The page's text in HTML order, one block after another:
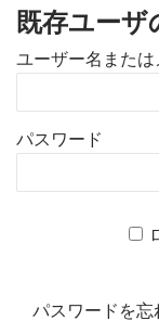
既存ユーザ
ユーザー名また
パスワード
パスワードを